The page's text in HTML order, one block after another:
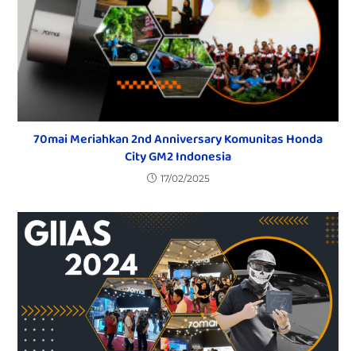
70mai Meriahkan 2nd Anniversary Komunitas Honda
City GM2 Indonesia
17/02/2025